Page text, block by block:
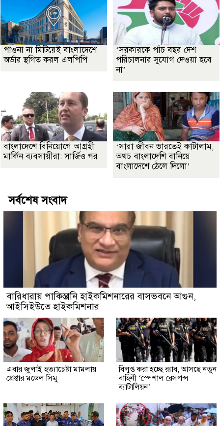
পাওনা না মিটিয়েই বাংলাদেশে
অর্ডার স্থগিত করল এলপিপি
‘সরকারকে পাঁচ বছর দেশ
পরিচালনার সুযোগ দেওয়া হবে
না’
বাংলাদেশে বিনিয়োগে আগ্রহী
মার্কিন ব্যবসায়ীরা: সার্জিও গর
‘সারা জীবন ভারতেই কাটালাম,
অথচ বাংলাদেশি বানিয়ে
বাংলাদেশে ঠেলে দিলো’
সর্বশেষ সংবাদ
বারিধারায় পাকিস্তানি হাইকমিশনারের বাসভবনে আগুন,
আইসিইউতে হাইকমিশনার
এবার জুলাই হত্যাচেষ্টা মামলায়
গ্রেপ্তার মডেল সিমু
বিলুপ্ত করা হচ্ছে র‍্যাব, আসছে নতুন
বাহিনী ‘স্পেশাল রেসপন্স
ব্যাটালিয়ন’